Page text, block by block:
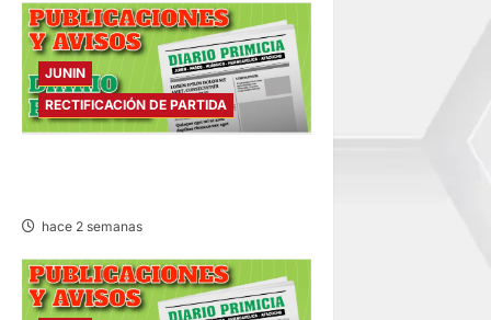
JUNIN
RECTIFICACIÓN DE PARTIDA
hace 2 semanas